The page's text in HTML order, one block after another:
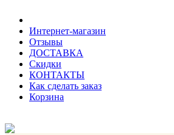
Интернет-магазин
Отзывы
ДОСТАВКА
Скидки
КОНТАКТЫ
Как сделать заказ
Корзина